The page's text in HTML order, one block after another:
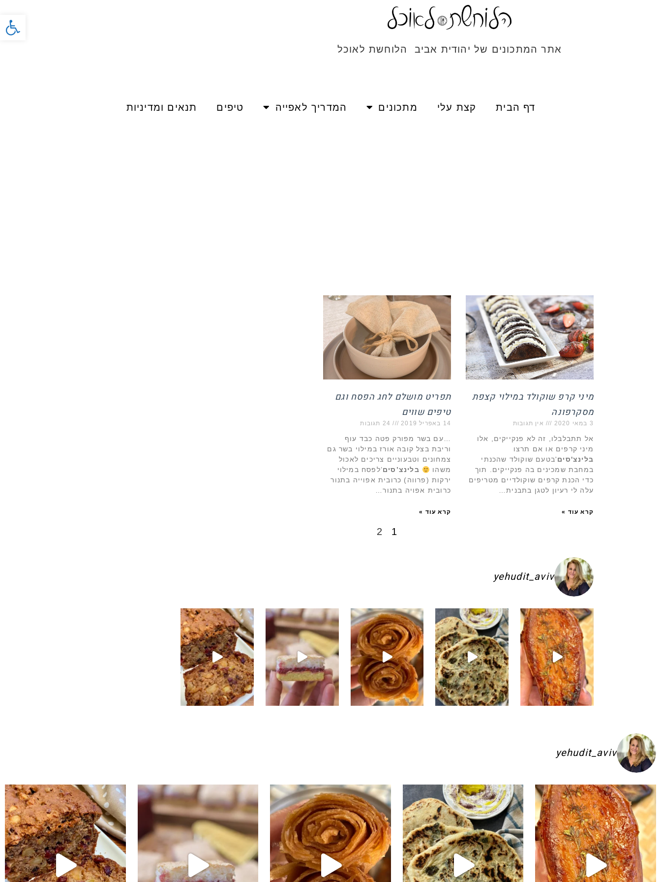
פתח
אתר המתכונים של יהודית אביב הלוחשת לאוכל
דף הבית קצת עלי מתכונים המדריך לאפייה טיפים תנאים ומדיניות
מיני קרפ שוקולד במילוי קצפת
מסקרפונה
3 במאי 2020 אין תגובות
אל תתבלבלו, זה לא פנקייקים, אלו
מיני קרפים או אם תרצו
בלינצ'סים'בטעם שוקולד שהכנתי
במחבת שמכינים בה פנקייקים. תוך
כדי הכנת קרפים שוקולדיים מטריפים
עלה לי רעיון לטגן בתבנית…
קרא עוד »
תפריט מושלם לחג הפסח וגם
טיפים שווים
14 באפריל 2019 24 תגובות
…עם בשר מפורק פטה כבד עוף
וריבת בצל קובה אורז במילוי בשר גם
צמחונים וטבעוניים צריכים לאכול
משהו
בלינצ’ סים’לפסח במילוי
ירקות (פרווה) כרובית אפוייה בתנור
כרובית אפויה בתנור…
קרא עוד »
1
2
yehudit_aviv
להשקיע בפיתות היסטריות
תימני אמיתי!! ולא רק בעיני הוא הכי טעים שיש
לכל חובבי הקוקוס קומו להכין - חיתוכיות ריבה וקוקוס
גם אם אתם צמים מחר וגם אם לא- תכינו אותה!! קערה וכ
yehudit_aviv
להשקיע בפיתות היסטריות
ג׳חנון תימני אמיתי!! ולא רק בעיני הוא הכי טעים שישלכל חובבי הקוקוס קומו להכין - חיתוכיות ריבה וקוקוס
גם אם אתם צמים מחר וגם אם לא- תכינו אותה!! קערה וכ